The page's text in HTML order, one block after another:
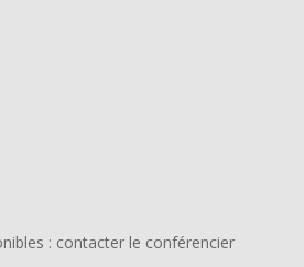
: contacter le conférencier